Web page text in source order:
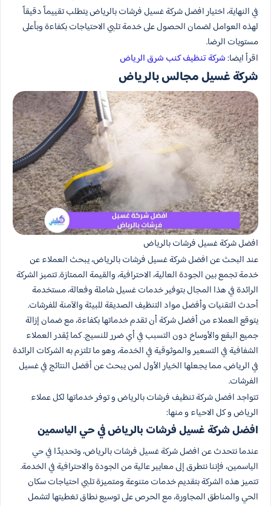
في النهاية، اختيار افضل شركة غسيل فرشات بالرياض يتطلب تقييماً دقيقاً
لهذه العوامل لضمان الحصول على خدمة تلبي الاحتياجات بكفاءة وبأعلى
مستويات الرضا.
اقرأ ايضا:شركة تنظيف كنب شرق الرياض
شركة غسيل مجالس بالرياض
افضل شركة غسيل فرشات بالرياض
عند البحث عن افضل شركة غسيل فرشات بالرياض، يبحث العملاء عن
خدمة تجمع بين الجودة العالية، الاحترافية، والقيمة الممتازة. تتميز الشركة
الرائدة في هذا المجال بتوفير خدمات غسيل شاملة وفعالة، مستخدمة
أحدث التقنيات وأفضل مواد التنظيف الصديقة للبيئة والآمنة للفرشات.
يتوقع العملاء من أفضل شركة أن تقدم خدماتها بكفاءة، مع ضمان إزالة
جميع البقع والأوساخ دون التسبب في أي ضرر للنسيج. كما يُقدر العملاء
الشفافية في التسعير والموثوقية في الخدمة، وهو ما تلتزم به الشركات الرائدة
في الرياض، مما يجعلها الخيار الأول لمن يبحث عن أفضل النتائج في غسيل
الفرشات.
تتواجد افضل شركة تنظيف فرشات بالرياض و توفر خدماتها لكل عملاء
الرياض و كل الاحياء و منها:
افضل شركة غسيل فرشات بالرياض في حي الياسمين
عندما نتحدث عن افضل شركة غسيل فرشات بالرياض، وتحديدًا في حي
الياسمين، فإننا نتطرق إلى معايير عالية من الجودة والاحترافية في الخدمة.
تتميز هذه الشركة بتقديم خدمات متنوعة ومتميزة تلبي احتياجات سكان
الحي والمناطق المجاورة، مع الحرص على توسيع نطاق تغطيتها لتشمل